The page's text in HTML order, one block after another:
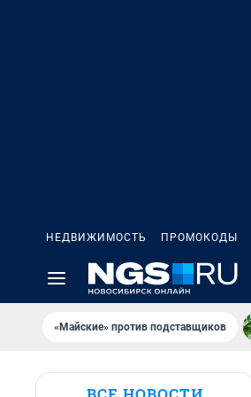
НЕДВИЖИМОСТЬ ПРОМОКОДЫ
«Майские» против подставщиков